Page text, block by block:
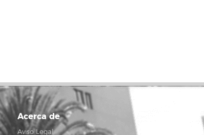
Acerca de
Aviso Legal